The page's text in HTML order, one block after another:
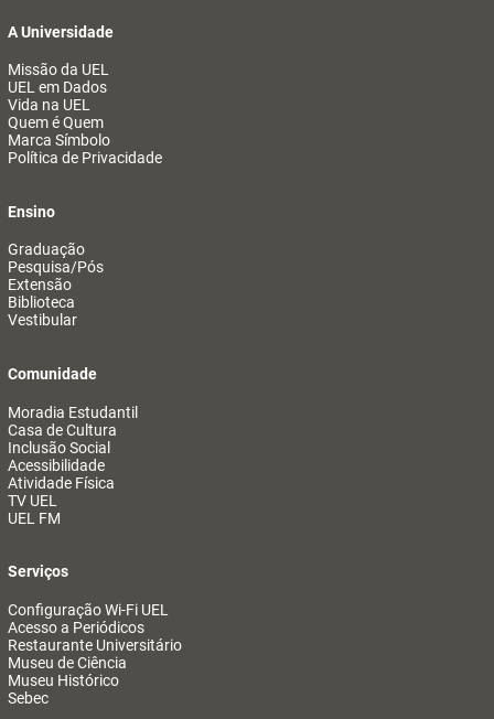
A Universidade
Missão da UEL
UEL em Dados
Vida na UEL
Quem é Quem
Marca Símbolo
Política de Privacidade
Ensino
Graduação
Pesquisa/Pós
Extensão
Biblioteca
Vestibular
Comunidade
Moradia Estudantil
Casa de Cultura
Inclusão Social
Acessibilidade
Atividade Física
TV UEL
UEL FM
Serviços
Configuração Wi-Fi UEL
Acesso a Periódicos
Restaurante Universitário
Museu de Ciência
Museu Histórico
Sebec